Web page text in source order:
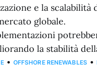
e la
globale.
la stabilità
• OFFSHORE RENEWABLES •